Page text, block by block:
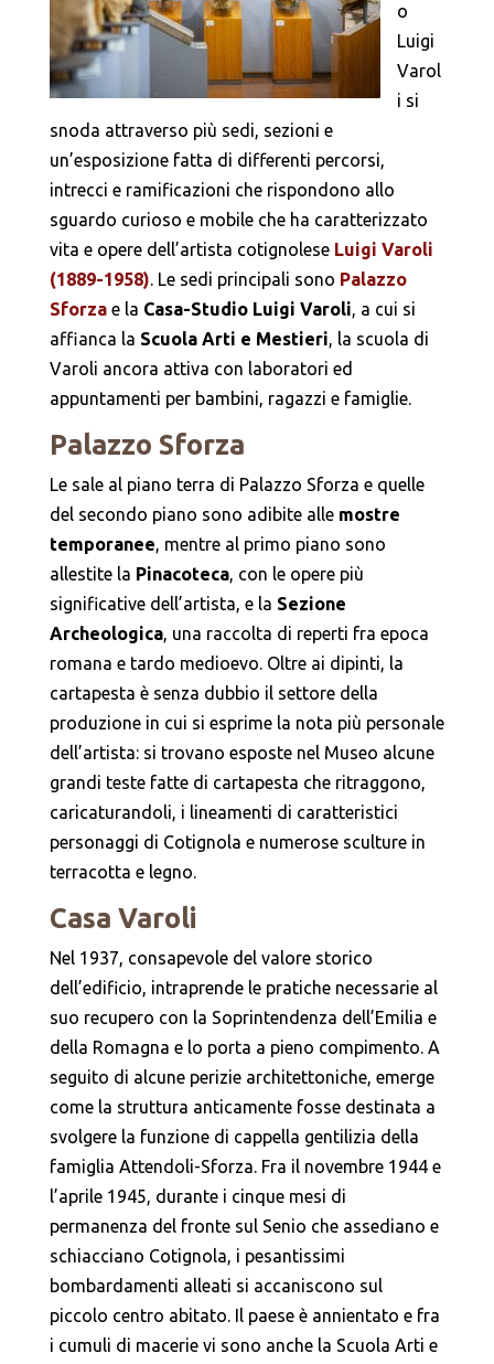
o
Luigi
Varol
i si
snoda attraverso più sedi, sezioni e
un’esposizione fatta di differenti percorsi,
intrecci e ramificazioni che rispondono allo
sguardo curioso e mobile che ha caratterizzato
vita e opere dell’artista cotignolese Luigi Varoli
(1889-1958). Le sedi principali sono Palazzo
Sforzae la Casa-Studio Luigi Varoli, a cui si
affianca la Scuola Arti e Mestieri, la scuola di
Varoli ancora attiva con laboratori ed
appuntamenti per bambini, ragazzi e famiglie.
Palazzo Sforza
Le sale al piano terra di Palazzo Sforza e quelle
del secondo piano sono adibite alle mostre
temporanee, mentre al primo piano sono
allestite la Pinacoteca, con le opere più
significative dell’artista, e la Sezione
Archeologica, una raccolta di reperti fra epoca
romana e tardo medioevo. Oltre ai dipinti, la
cartapesta è senza dubbio il settore della
produzione in cui si esprime la nota più personale
dell’artista: si trovano esposte nel Museo alcune
grandi teste fatte di cartapesta che ritraggono,
caricaturandoli, i lineamenti di caratteristici
personaggi di Cotignola e numerose sculture in
terracotta e legno.
Casa Varoli
Nel 1937, consapevole del valore storico
dell’edificio, intraprende le pratiche necessarie al
suo recupero con la Soprintendenza dell’Emilia e
della Romagna e lo porta a pieno compimento. A
seguito di alcune perizie architettoniche, emerge
come la struttura anticamente fosse destinata a
svolgere la funzione di cappella gentilizia della
famiglia Attendoli-Sforza. Fra il novembre 1944 e
l’aprile 1945, durante i cinque mesi di
permanenza del fronte sul Senio che assediano e
schiacciano Cotignola, i pesantissimi
bombardamenti alleati si accaniscono sul
piccolo centro abitato. Il paese è annientato e fra
i cumuli di macerie vi sono anche la Scuola Arti e